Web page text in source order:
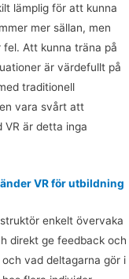
lämplig för att kunna
mer sällan, men
fel. Att kunna träna på
är värdefullt på
traditionell
vara svårt att
är detta inga
VR för utbildning
enkelt övervaka
direkt ge feedback och
vad deltagarna gör i